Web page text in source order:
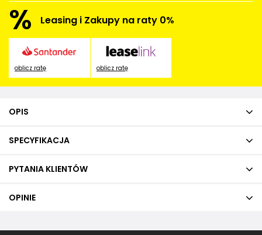
% Leasing i Zakupy na raty 0%
oblicz ratę oblicz ratę
OPIS
SPECYFIKACJA
PYTANIA KLIENTÓW
OPINIE